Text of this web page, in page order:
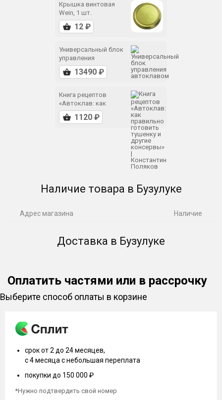
Автоклав Wein 2М не работаетна
индукционных плитах. Для максимальной защиты от
коррозии он целиком сделан из нержавеющей стали
AISI 304, которая из-за большого количества никеля в
Крышка винтовая
Wein, 1 шт.
Универсальный блок
управления
автоклавом
Книга рецептов
«Автоклав: как
правильно готовить
тушенку и другие
Наличие товара в Бузулуке
Адрес магазина Наличие
Доставка в Бузулуке
Оплатить частями или в рассрочку
Выберите способ оплаты в корзине
срок от 2 до 24 месяцев,
с 4 месяца с небольшая переплата
покупки до 150 000 ₽
*Нужно подтвердить свой номер